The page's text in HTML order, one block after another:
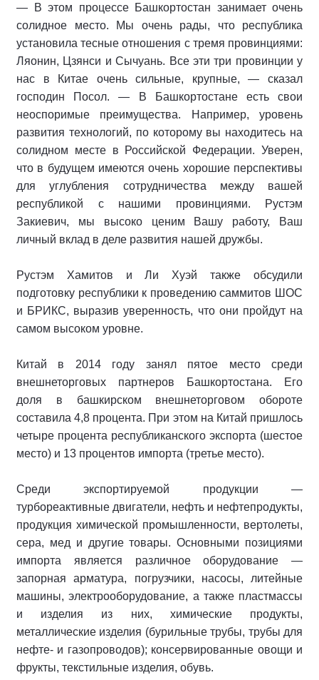
— В этом процессе Башкортостан занимает очень
солидное место. Мы очень рады, что республика
установила тесные отношения с тремя провинциями:
Ляонин, Цзянси и Сычуань. Все эти три провинции у
нас в Китае очень сильные, крупные, — сказал
господин Посол. — В Башкортостане есть свои
неоспоримые преимущества. Например, уровень
развития технологий, по которому вы находитесь на
солидном месте в Российской Федерации. Уверен,
что в будущем имеются очень хорошие перспективы
для углубления сотрудничества между вашей
республикой с нашими провинциями. Рустэм
Закиевич, мы высоко ценим Вашу работу, Ваш
личный вклад в деле развития нашей дружбы.
Рустэм Хамитов и Ли Хуэй также обсудили
подготовку республики к проведению саммитов ШОС
и БРИКС, выразив уверенность, что они пройдут на
самом высоком уровне.
Китай в 2014 году занял пятое место среди
внешнеторговых партнеров Башкортостана. Его
доля в башкирском внешнеторговом обороте
составила 4,8 процента. При этом на Китай пришлось
четыре процента республиканского экспорта (шестое
место) и 13 процентов импорта (третье место).
Среди экспортируемой продукции —
турбореактивные двигатели, нефть и нефтепродукты,
продукция химической промышленности, вертолеты,
сера, мед и другие товары. Основными позициями
импорта является различное оборудование —
запорная арматура, погрузчики, насосы, литейные
машины, электрооборудование, а также пластмассы
и изделия из них, химические продукты,
металлические изделия (бурильные трубы, трубы для
нефте- и газопроводов); консервированные овощи и
фрукты, текстильные изделия, обувь.